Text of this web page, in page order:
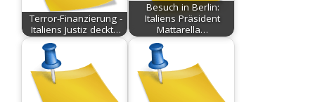
Terror-Finanzierung -
Italiens Justiz deckt…
Besuch in Berlin:
Italiens Präsident
Mattarella…